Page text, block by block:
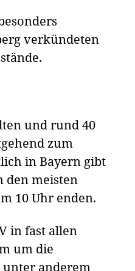
verkündeten
und rund 40
zum
in Bayern gibt
den meisten
10 Uhr enden.
in fast allen
um die
anderem